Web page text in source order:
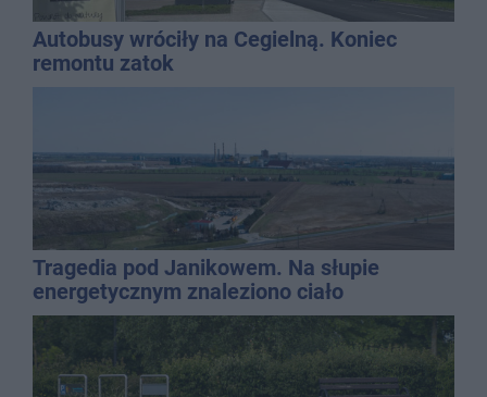
Autobusy wróciły na Cegielną. Koniec
remontu zatok
Tragedia pod Janikowem. Na słupie
energetycznym znaleziono ciało
mężczyzny